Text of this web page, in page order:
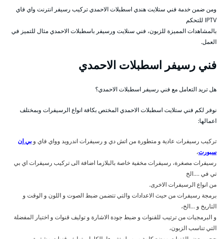
ومن ضمن خدمة فني ستلايت هندي اسطبلات الاحمدي تركيب رسيفر انترنت واي فاي
IPTV للتحكم
بالمشاهدات المميزة للزبون، فني سنلايت ورسيفر باسطبلات الاحمدي مثال للتميز في
العمل.
فني رسيفر اسطبلات الاحمدي
هل تريد التعامل مع فني رسيفر اسطبلات الاحمدي؟
نوفر لكم فني ستلايت اسطبلات الاحمدي المختص بكافة انواع الرسيفرات وبمختلف
اعمالها:
تركيب رسيفرات عادية و متطورة من اتش دي و رسيفرات اندرويد وواي فاي و بي ان
سبورت،
رسيفرات مصغرة، رسيفرات مخفية خاصة بالبلازما اضافة الى تركيب رسيفرات اي بي
تي في ….الخ
من انواع الرسيفرات الاخرى.
برمجة رسيفرات من حيث الاعدادات والتي تتضمن ضبط الصوت و اللون و الوقت و
التاريخ و …الخ،
و البرمجيات من ترتيب للقنوات و ضبط جودة الاشارة و توليف قنوات و اختيار المفضلة
التي تناسب الزبون،